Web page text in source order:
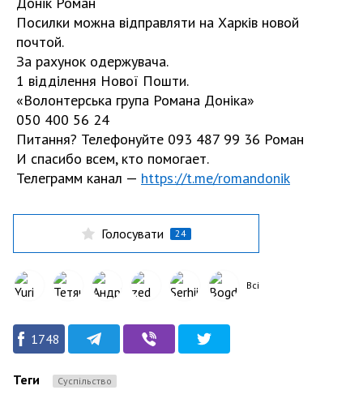
Посилки можна відправляти на Харків новой
почтой.
За рахунок одержувача.
1 відділення Нової Пошти.
«Волонтерська група Романа Доніка»
050 400 56 24
Питання? Телефонуйте 093 487 99 36 Роман
И спасибо всем, кто помогает.
Телеграмм канал — https://t.me/romandonik
Голосувати 24
Всі
1748
Теги Суспільство